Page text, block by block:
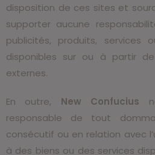
disposition de ces sites et
supporter aucune
publicités, produits, services
disponibles sur ou à partir
externes.
En outre, New Confucius
responsable de tout
consécutif ou en relation avec
à des biens ou des services